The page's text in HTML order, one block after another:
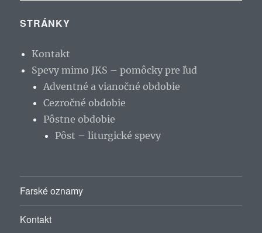
STRÁNKY
Kontakt
Spevy mimo JKS – pomôcky pre ľud
Adventné a vianočné obdobie
Cezročné obdobie
Pôstne obdobie
Pôst – liturgické spevy
Farské oznamy
Kontakt